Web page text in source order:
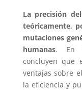
La precisión
teóricamente,
mutaciones
humanas. En
concluyen
ventajas sobre
la eficiencia y